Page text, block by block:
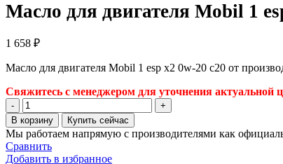
Масло для двигателя Mobil 1
1 658 ₽
Масло для двигателя Mobil 1 esp x2 0w-20 c20 от
Свяжитесь с менеджером для уточнения актуальной
Количество
товара
Масло
для
двигателя
В корзину Купить сейчас
Мы работаем напрямую с производителями как
Сравнить
Добавить в избранное